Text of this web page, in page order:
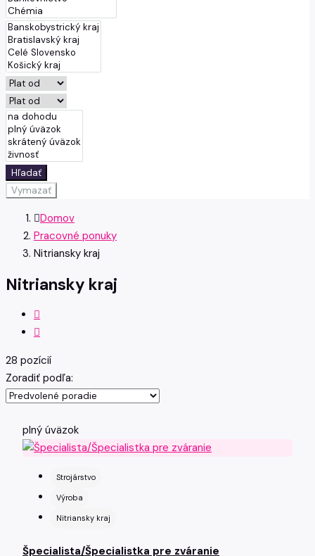
Hľadať
Vymazať
Domov
Pracovné ponuky
Nitriansky kraj
Nitriansky kraj
28 pozícií
Zoradiť podľa:
plný úväzok
Strojárstvo
Výroba
Nitriansky kraj
Špecialista/Špecialistka pre zváranie